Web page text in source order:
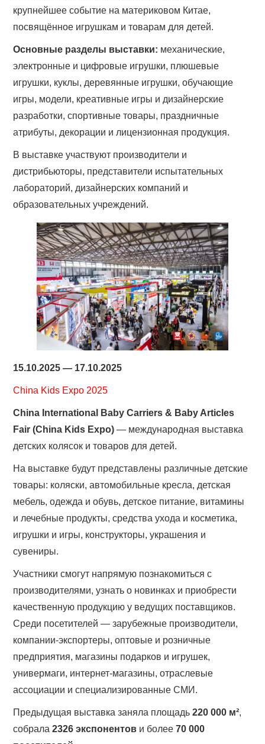
крупнейшее событие на материковом Китае,
посвящённое игрушкам и товарам для детей.
Основные разделы выставки: механические,
электронные и цифровые игрушки, плюшевые
игрушки, куклы, деревянные игрушки, обучающие
игры, модели, креативные игры и дизайнерские
разработки, спортивные товары, праздничные
атрибуты, декорации и лицензионная продукция.
В выставке участвуют производители и
дистрибьюторы, представители испытательных
лабораторий, дизайнерских компаний и
образовательных учреждений.
15.10.2025 — 17.10.2025
China Kids Expo 2025
China International Baby Carriers & Baby Articles
Fair (China Kids Expo) — международная выставка
детских колясок и товаров для детей.
На выставке будут представлены различные детские
товары: коляски, автомобильные кресла, детская
мебель, одежда и обувь, детское питание, витамины
и лечебные продукты, средства ухода и косметика,
игрушки и игры, конструкторы, украшения и
сувениры.
Участники смогут напрямую познакомиться с
производителями, узнать о новинках и приобрести
качественную продукцию у ведущих поставщиков.
Среди посетителей — зарубежные производители,
компании-экспортеры, оптовые и розничные
предприятия, магазины подарков и игрушек,
универмаги, интернет-магазины, отраслевые
ассоциации и специализированные СМИ.
Предыдущая выставка заняла площадь220 000 м²,
собрала2326 экспонентов и более70 000